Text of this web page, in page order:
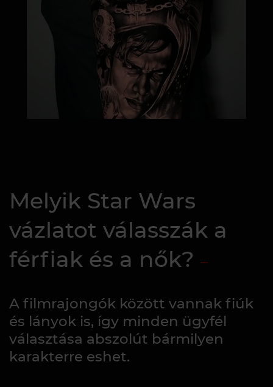
Melyik Star Wars
vázlatot válasszák a
férfiak és a nők?
A filmrajongók között vannak fiúk
és lányok is, így minden ügyfél
választása abszolút bármilyen
karakterre eshet.